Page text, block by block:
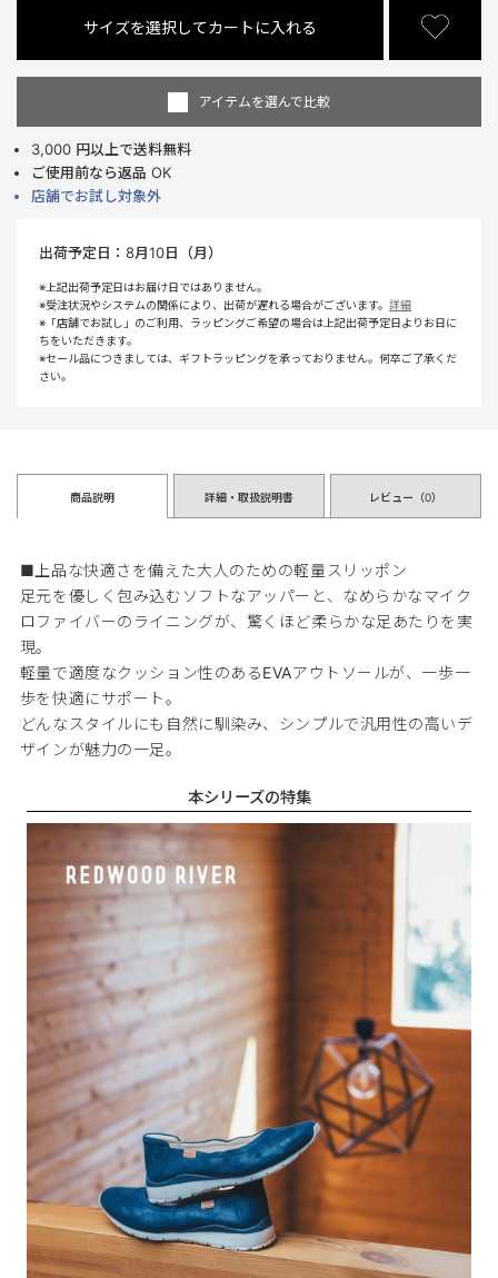
サイズを選択してカートに入れる
アイテムを選んで比較
3,000 円以上で送料無料
ご使用前なら返品 OK
店舗でお試し対象外
出荷予定日： 8月10日（月）
※上記出荷予定日はお届け日ではありません。
※受注状況やシステムの関係により、出荷が遅れる場合がございます。 詳細
※「店舗でお試し」のご利用、ラッピングご希望の場合は上記出荷予定日よりお日に
ちをいただきます。
※セール品につきましては、ギフトラッピングを承っておりません。何卒ご了承くだ
さい。
商品説明 詳細・取扱説明書 レビュー（0）
■上品な快適さを備えた大人のための軽量スリッポン
足元を優しく包み込むソフトなアッパーと、なめらかなマイク
ロファイバーのライニングが、驚くほど柔らかな足あたりを実
現。
軽量で適度なクッション性のあるEVAアウトソールが、一歩一
歩を快適にサポート。
どんなスタイルにも自然に馴染み、シンプルで汎用性の高いデ
ザインが魅力の一足。
本シリーズの特集